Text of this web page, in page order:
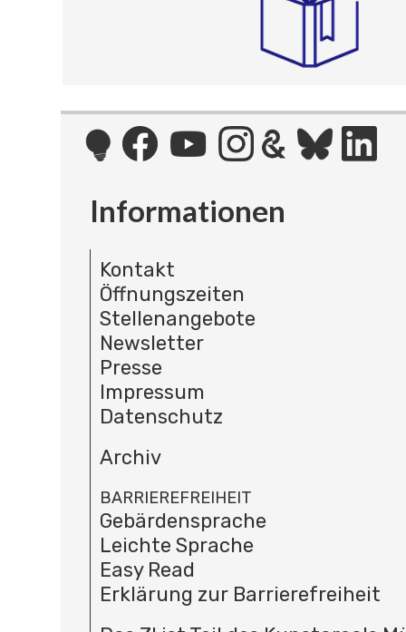
Informationen
Kontakt
Öffnungszeiten
Stellenangebote
Newsletter
Presse
Impressum
Datenschutz
Archiv
BARRIEREFREIHEIT
Gebärdensprache
Leichte Sprache
Easy Read
Erklärung zur Barrierefreiheit